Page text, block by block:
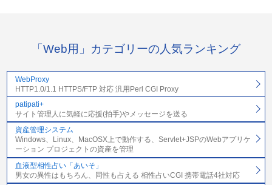
「Web用」カテゴリーの人気ランキング
WebProxy
HTTP1.0/1.1 HTTPS/FTP 対応 汎用Perl CGI Proxy
patipati+
サイト管理人に気軽に応援(拍手)やメッセージを送る
資産管理システム
Windows、Linux、MacOSX上で動作する、Servlet+JSPのWebアプリケ
ーション プロジェクトの資産を管理
血液型相性占い「あいそ」
男女の異性はもちろん、同性も占える 相性占いCGI 携帯電話4社対応